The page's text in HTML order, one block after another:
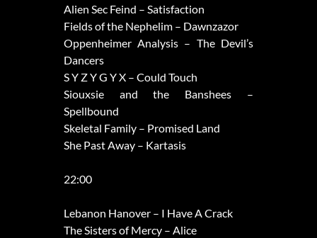
Alien Sec Feind – Satisfaction
Fields of the Nephelim – Dawnzazor
Oppenheimer Analysis – The Devil’s
Dancers
S Y Z Y G Y X – Could Touch
Siouxsie and the Banshees –
Spellbound
Skeletal Family – Promised Land
She Past Away – Kartasis
22:00
Lebanon Hanover – I Have A Crack
The Sisters of Mercy – Alice